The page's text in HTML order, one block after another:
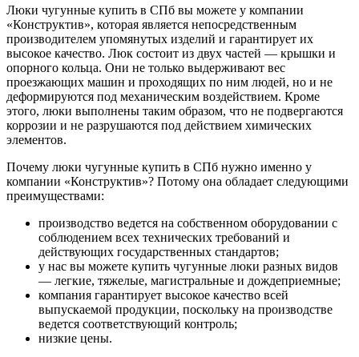
Люки чугунные купить в СПб вы можете у компании
«Конструктив», которая является непосредственным
производителем упомянутых изделий и гарантирует их
высокое качество. Люк состоит из двух частей — крышки и
опорного кольца. Они не только выдерживают вес
проезжающих машин и проходящих по ним людей, но и не
деформируются под механическим воздействием. Кроме
этого, люки выполнены таким образом, что не подвергаются
коррозии и не разрушаются под действием химических
элементов.
Почему люки чугунные купить в СПб нужно именно у
компании «Конструктив»? Потому она обладает следующими
преимуществами:
производство ведется на собственном оборудовании с
соблюдением всех технических требований и
действующих государственных стандартов;
у нас вы можете купить чугунные люки разных видов
— легкие, тяжелые, магистральные и дождеприемные;
компания гарантирует высокое качество всей
выпускаемой продукции, поскольку на производстве
ведется соответствующий контроль;
низкие цены.